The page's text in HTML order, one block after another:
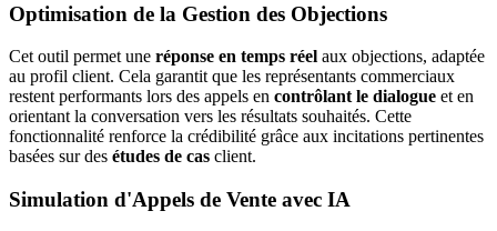
Optimisation de la Gestion des Objections
Cet outil permet une réponse en temps réel aux objections, adaptée
au profil client. Cela garantit que les représentants commerciaux
restent performants lors des appels en contrôlant le dialogue et en
orientant la conversation vers les résultats souhaités. Cette
fonctionnalité renforce la crédibilité grâce aux incitations pertinentes
basées sur des études de cas client.
Simulation d'Appels de Vente avec IA